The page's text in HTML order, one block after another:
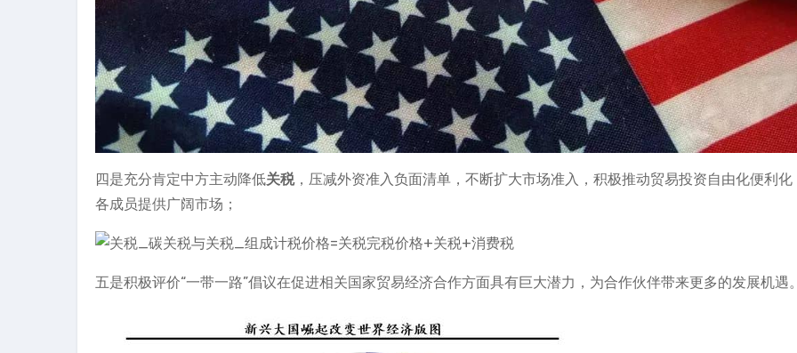
四是充分肯定中方主动降低关税，压减外资准入负面清单，不断扩大市场准入，积极推动贸易投资自由化便利化
各成员提供广阔市场；
五是积极评价“一带一路”倡议在促进相关国家贸易经济合作方面具有巨大潜力，为合作伙伴带来更多的发展机遇